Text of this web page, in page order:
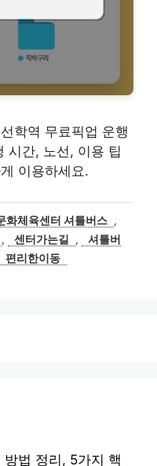
학역 무료픽업 운행
시간, 노선, 이용 팁
이용하세요.
화체육센터 셔틀버스 ,
, 센터가는길 ,
셔틀버
편리한이동
법 정리, 5가지 핵